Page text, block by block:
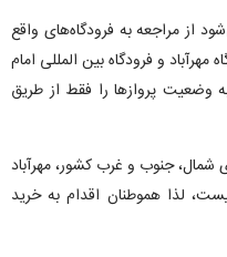
از مراجعه به فرودگاه‌های واقع
و فرودگاه بین المللی امام
وضعیت پروازها را فقط از طریق
شمال، جنوب و غرب کشور، مهرآباد
لذا هموطنان اقدام به خرید